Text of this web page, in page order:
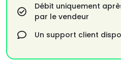
Débit uniquement
par le vendeur
Un support client